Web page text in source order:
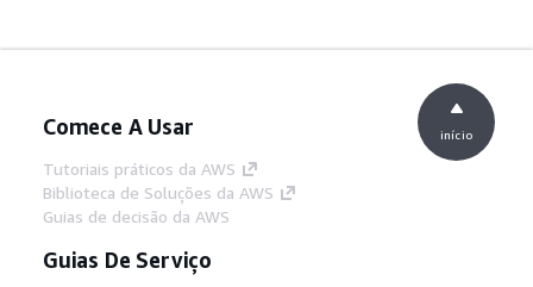
Comece A Usar
Tutoriais práticos da AWS
Biblioteca de Soluções da AWS
Guias de decisão da AWS
Guias De Serviço
início